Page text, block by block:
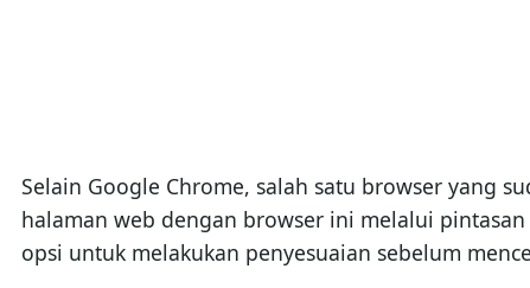
Selain Google Chrome, salah satu browser yang
halaman web dengan browser ini melalui
opsi untuk melakukan penyesuaian sebelum